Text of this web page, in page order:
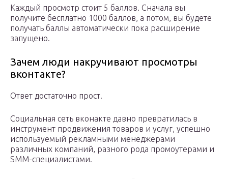
Каждый просмотр стоит 5 баллов. Сначала вы
получите бесплатно 1000 баллов, а потом, вы будете
получать баллы автоматически пока расширение
запущено.
Зачем люди накручивают просмотры
вконтакте?
Ответ достаточно прост.
Социальная сеть вконакте давно превратилась в
инструмент продвижения товаров и услуг, успешно
используемый рекламными менеджерами
различных компаний, разного рода промоутерами и
SMM-специалистами.